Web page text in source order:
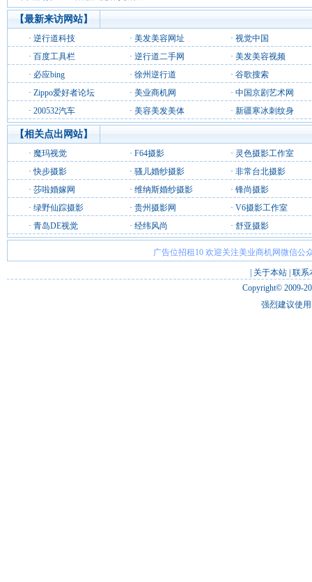
【最新来访网站】
· 逆行道科技 · 美发美容网址 · 视觉中国
· 百度工具栏 · 逆行道二手网 · 美发美容视频
· 必应bing · 徐州逆行道 · 谷歌搜索
· Zippo爱好者论坛 · 美业商机网 · 中国京剧艺术网
· 200532汽车 · 美容美发美体 · 新疆寒冰刺纹身
【相关点出网站】
· 魔玛视觉 · F64摄影 · 灵色摄影工作室
·快步摄影 · 骚儿婚纱摄影 · 非常台北摄影
· 莎啦婚嫁网 · 维纳斯婚纱摄影 · 锋尚摄影
· 绿野仙踪摄影 · 贵州摄影网 · V6摄影工作室
· 青岛DE视觉 · 经纬风尚 · 舒亚摄影
广告位招租10 欢迎关注美业商机网微信公
关于本站 联系
Copyright© 2009-
强烈建议使